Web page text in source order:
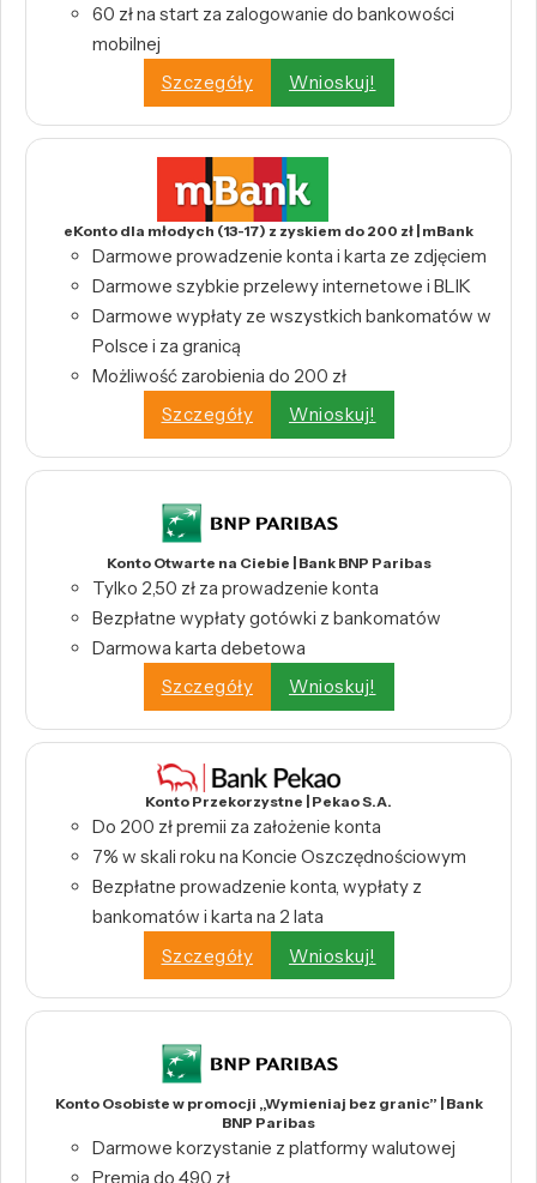
60 zł na start za zalogowanie do bankowości
mobilnej
Szczegóły
Wnioskuj!
eKonto dla młodych (13-17) z zyskiem do 200 zł | mBank
Darmowe prowadzenie konta i karta ze zdjęciem
Darmowe szybkie przelewy internetowe i BLIK
Darmowe wypłaty ze wszystkich bankomatów w
Polsce i za granicą
Możliwość zarobienia do 200 zł
Szczegóły
Wnioskuj!
Konto Otwarte na Ciebie | Bank BNP Paribas
Tylko 2,50 zł za prowadzenie konta
Bezpłatne wypłaty gotówki z bankomatów
Darmowa karta debetowa
Szczegóły
Wnioskuj!
Konto Przekorzystne | Pekao S.A.
Do 200 zł premii za założenie konta
7% w skali roku na Koncie Oszczędnościowym
Bezpłatne prowadzenie konta, wypłaty z
bankomatów i karta na 2 lata
Szczegóły
Wnioskuj!
Konto Osobiste w promocji „Wymieniaj bez granic” | Bank
BNP Paribas
Darmowe korzystanie z platformy walutowej
Premia do 490 zł